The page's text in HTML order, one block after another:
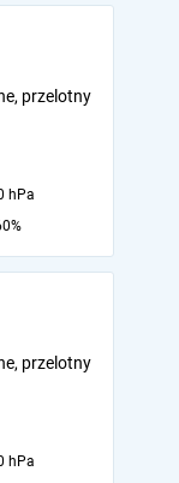
przelotny
hPa
przelotny
hPa